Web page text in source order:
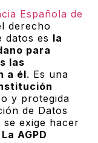
Española de
derecho
datos es la
para
las
a él. Es una
y protegida
de Datos
exige hacer
La AGPD